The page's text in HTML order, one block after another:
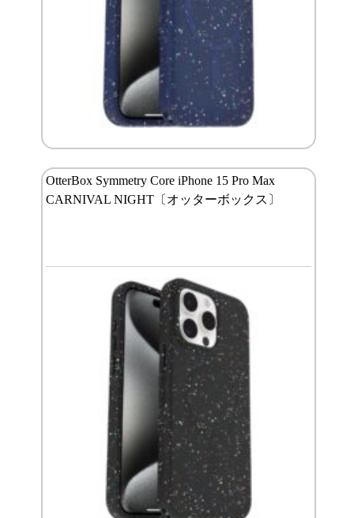
OtterBox Symmetry Core iPhone 15 Pro Max
CARNIVAL NIGHT〔オッターボックス〕